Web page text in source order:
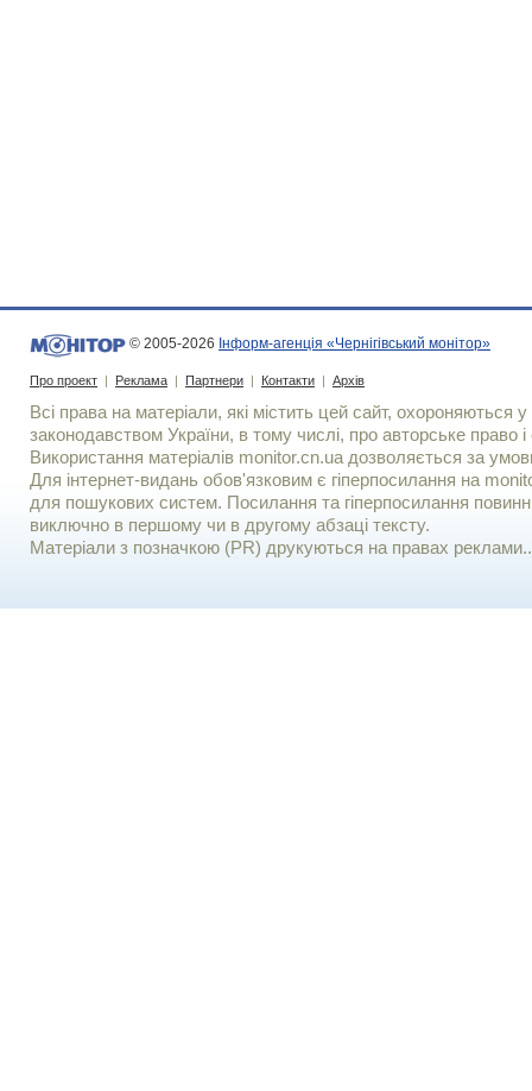
© 2005-2026 Інформ-агенція «Чернігівський монітор»
Про проект | Реклама | Партнери | Контакти | Архів
Всі права на матеріали, які містить цей сайт, охороняються у
законодавством України, в тому числі, про авторське право і
Використання матерiалiв monitor.cn.ua дозволяється за
Для iнтернет-видань обов'язковим є гiперпосилання на
для пошукових систем. Посилання та гіперпосилання
виключно в першому чи в другому абзаці тексту.
Матеріали з позначкою (PR) друкуються на правах реклами..